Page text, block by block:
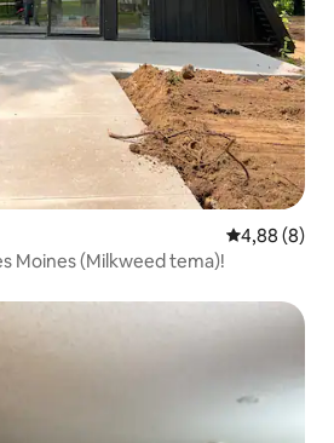
4,88 av 5 i
4,88 (8)
Moines (Milkweed tema)!